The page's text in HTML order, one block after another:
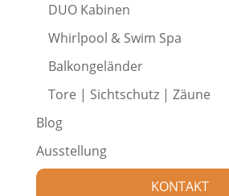
DUO Kabinen
Whirlpool & Swim Spa
Balkongeländer
Tore | Sichtschutz | Zäune
Blog
Ausstellung
KONTAKT